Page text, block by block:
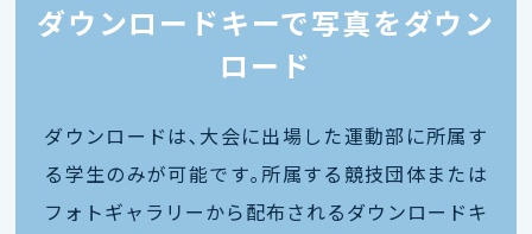
ダウンロードキーで写真をダウン
ロード
ダウンロードは､大会に出場した運動部に所属す
る学生のみが可能です｡所属する競技団体または
フォトギャラリーから配布されるダウンロードキ